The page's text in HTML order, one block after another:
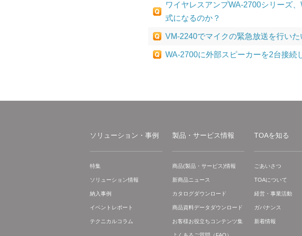
ワイヤレスアンプWA-2700シリーズ
式になるのか？
VM-2240でマイクの緊急放送を行い
WA-2700に外部スピーカーを2台接続
ソリューション・事例
特集
ソリューション情報
納入事例
イベントレポート
テクニカルコラム
製品・サービス情報
商品(製品・サービス)情報
新商品ニュース
カタログダウンロード
商品資料データダウンロード
お客様お役立ちコンテンツ集
TOAを知る
ごあいさつ
TOAについて
経営・事業活動
ガバナンス
新着情報